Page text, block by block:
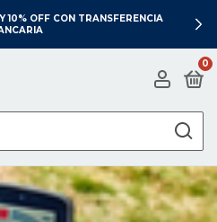
10% OFF CON TRANSFERENCIA
0